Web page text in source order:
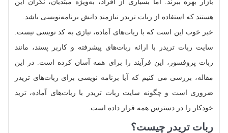
بازار بهره ببرند. اما بسیاری از افراد، به‌ویژه مبتدیان، نگران این
هستند که استفاده از ربات تریدر نیازمند دانش برنامه‌نویسی باشد.
خبر خوب این است که با ربات‌های آماده، نیازی به کد نویسی نیست.
سایت ربات تریدر با ارائه ربات‌های پیشرفته و کاربر پسند، مانند
ربات پروفسور، این فرآیند را برای همه آسان کرده است. در این
مقاله، بررسی می‌ کنیم که آیا برنامه‌ نویسی برای ربات‌های تریدر
ضروری است و چگونه سایت ربات تریدر با ربات‌های آماده، ترید
خودکار را در دسترس همه قرار داده است.
ربات تریدر چیست؟